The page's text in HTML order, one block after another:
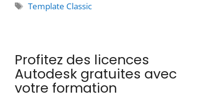
Template Classic
Profitez des licences
Autodesk gratuites avec
votre formation